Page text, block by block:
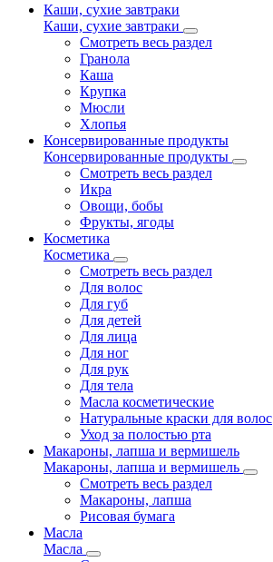
Каши, сухие завтраки
Каши, сухие завтраки
Смотреть весь раздел
Гранола
Каша
Крупка
Мюсли
Хлопья
Консервированные продукты
Консервированные продукты
Смотреть весь раздел
Икра
Овощи, бобы
Фрукты, ягоды
Косметика
Косметика
Смотреть весь раздел
Для волос
Для губ
Для детей
Для лица
Для ног
Для рук
Для тела
Масла косметические
Натуральные краски для волос
Уход за полостью рта
Макароны, лапша и вермишель
Макароны, лапша и вермишель
Смотреть весь раздел
Макароны, лапша
Рисовая бумага
Масла
Масла